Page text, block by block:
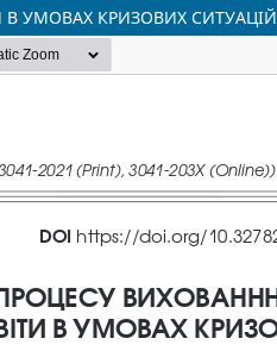
В УМОВАХ КРИЗОВИХ СИТУАЦІЙ